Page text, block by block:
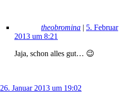
theobromina | 5. Februar
2013 um 8:21
Jaja, schon alles gut… 😉
26. Januar 2013 um 19:02